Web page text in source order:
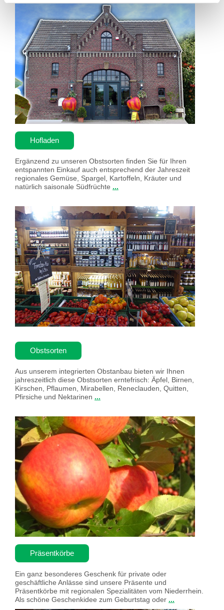
Hofladen
Ergänzend zu unseren Obstsorten finden Sie für Ihren
entspannten Einkauf auch entsprechend der Jahreszeit
regionales Gemüse, Spargel, Kartoffeln, Kräuter und
natürlich saisonale Südfrüchte ...
Obstsorten
Aus unserem integrierten Obstanbau bieten wir Ihnen
jahreszeitlich diese Obstsorten erntefrisch: Äpfel, Birnen,
Kirschen, Pflaumen, Mirabellen, Reneclauden, Quitten,
Pfirsiche und Nektarinen ...
Präsentkörbe
Ein ganz besonderes Geschenk für private oder
geschäftliche Anlässe sind unsere Präsente und
Präsentkörbe mit regionalen Spezialitäten vom Niederrhein.
Als schöne Geschenkidee zum Geburtstag oder ...